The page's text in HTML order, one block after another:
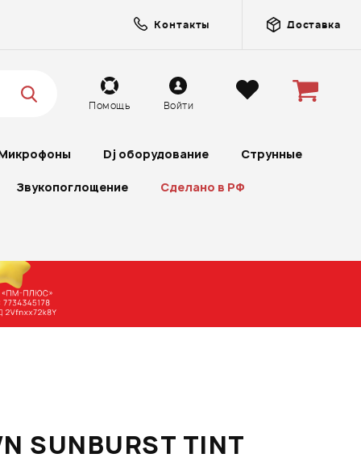
Контакты Доставка
Помощь Войти
Dj оборудование Струнные
Звукопоглощение Сделано в РФ
SUNBURST TINT